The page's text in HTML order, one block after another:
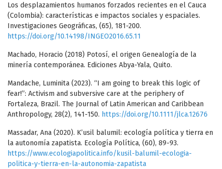
Los desplazamientos humanos forzados recientes en el Cauca
(Colombia): características e impactos sociales y espaciales.
Investigaciones Geográficas, (65), 181-200.
https://doi.org/10.14198/INGEO2016.65.11
Machado, Horacio (2018) Potosí, el origen Genealogía de la
minería contemporánea. Ediciones Abya-Yala, Quito.
Mandache, Luminita (2023). “I am going to break this logic of
fear!”: Activism and subversive care at the periphery of
Fortaleza, Brazil. The Journal of Latin American and Caribbean
Anthropology, 28(2), 141-150. https://doi.org/10.1111/jlca.12676
Massadar, Ana (2020). K’usil balumil: ecología política y tierra en
la autonomía zapatista. Ecología Política, (60), 89-93.
https://www.ecologiapolitica.info/kusil-balumil-ecologia-
politica-y-tierra-en-la-autonomia-zapatista